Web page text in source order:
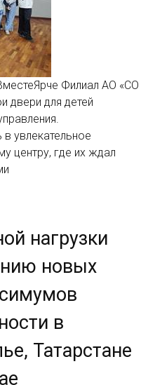
Филиал АО «СО
двери для детей
увлекательное
центру, где их ждал
нагрузки
новых
в
Татарстане